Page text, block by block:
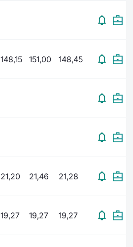
148,15 151,00 148,45
21,20 21,46 21,28
19,27 19,27 19,27